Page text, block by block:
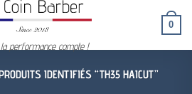
performance compte !
0
IDENTIFIÉS “TH35 HAICUT”